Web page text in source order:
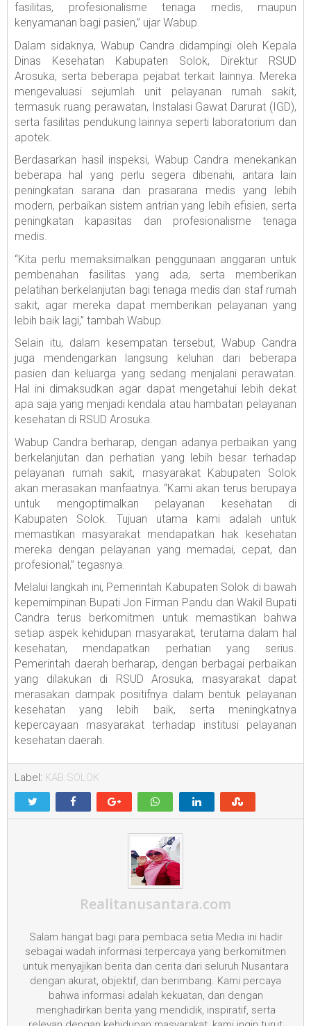
fasilitas, profesionalisme tenaga medis, maupun
kenyamanan bagi pasien,” ujar Wabup.
Dalam sidaknya, Wabup Candra didampingi oleh Kepala
Dinas Kesehatan Kabupaten Solok, Direktur RSUD
Arosuka, serta beberapa pejabat terkait lainnya. Mereka
mengevaluasi sejumlah unit pelayanan rumah sakit,
termasuk ruang perawatan, Instalasi Gawat Darurat (IGD),
serta fasilitas pendukung lainnya seperti laboratorium dan
apotek.
Berdasarkan hasil inspeksi, Wabup Candra menekankan
beberapa hal yang perlu segera dibenahi, antara lain
peningkatan sarana dan prasarana medis yang lebih
modern, perbaikan sistem antrian yang lebih efisien, serta
peningkatan kapasitas dan profesionalisme tenaga
medis.
“Kita perlu memaksimalkan penggunaan anggaran untuk
pembenahan fasilitas yang ada, serta memberikan
pelatihan berkelanjutan bagi tenaga medis dan staf rumah
sakit, agar mereka dapat memberikan pelayanan yang
lebih baik lagi,” tambah Wabup.
Selain itu, dalam kesempatan tersebut, Wabup Candra
juga mendengarkan langsung keluhan dari beberapa
pasien dan keluarga yang sedang menjalani perawatan.
Hal ini dimaksudkan agar dapat mengetahui lebih dekat
apa saja yang menjadi kendala atau hambatan pelayanan
kesehatan di RSUD Arosuka.
Wabup Candra berharap, dengan adanya perbaikan yang
berkelanjutan dan perhatian yang lebih besar terhadap
pelayanan rumah sakit, masyarakat Kabupaten Solok
akan merasakan manfaatnya. “Kami akan terus berupaya
untuk mengoptimalkan pelayanan kesehatan di
Kabupaten Solok. Tujuan utama kami adalah untuk
memastikan masyarakat mendapatkan hak kesehatan
mereka dengan pelayanan yang memadai, cepat, dan
profesional,” tegasnya.
Melalui langkah ini, Pemerintah Kabupaten Solok di bawah
kepemimpinan Bupati Jon Firman Pandu dan Wakil Bupati
Candra terus berkomitmen untuk memastikan bahwa
setiap aspek kehidupan masyarakat, terutama dalam hal
kesehatan, mendapatkan perhatian yang serius.
Pemerintah daerah berharap, dengan berbagai perbaikan
yang dilakukan di RSUD Arosuka, masyarakat dapat
merasakan dampak positifnya dalam bentuk pelayanan
kesehatan yang lebih baik, serta meningkatnya
kepercayaan masyarakat terhadap institusi pelayanan
kesehatan daerah.
Label: KAB.SOLOK
Realitanusantara.com
Salam hangat bagi para pembaca setia Media ini hadir
sebagai wadah informasi terpercaya yang berkomitmen
untuk menyajikan berita dan cerita dari seluruh Nusantara
dengan akurat, objektif, dan berimbang. Kami percaya
bahwa informasi adalah kekuatan, dan dengan
menghadirkan berita yang mendidik, inspiratif, serta